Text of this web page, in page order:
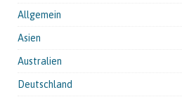
Allgemein
Asien
Australien
Deutschland